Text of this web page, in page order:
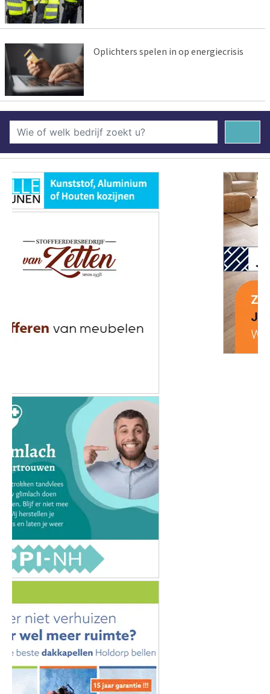
Oplichters spelen in op energiecrisis
MEEST GELEZEN
Flitsmarathon van start: extra
snelheidscontroles in Nederland en
populaire vakantielanden
VVV Waterland van Friesland bundelt in
2026 opnieuw krachten met
SLOWTriatlon®
"Dickens vertelt" bij het Lemster Dickens
Festijn 2026